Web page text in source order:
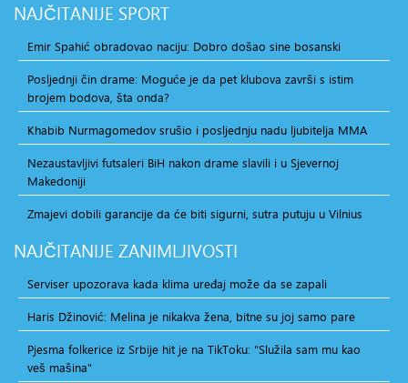
NAJČITANIJE SPORT
Emir Spahić obradovao naciju: Dobro došao sine bosanski
Posljednji čin drame: Moguće je da pet klubova završi s istim
brojem bodova, šta onda?
Khabib Nurmagomedov srušio i posljednju nadu ljubitelja MMA
Nezaustavljivi futsaleri BiH nakon drame slavili i u Sjevernoj
Makedoniji
Zmajevi dobili garancije da će biti sigurni, sutra putuju u Vilnius
NAJČITANIJE ZANIMLJIVOSTI
Serviser upozorava kada klima uređaj može da se zapali
Haris Džinović: Melina je nikakva žena, bitne su joj samo pare
Pjesma folkerice iz Srbije hit je na TikToku: "Služila sam mu kao
veš mašina"